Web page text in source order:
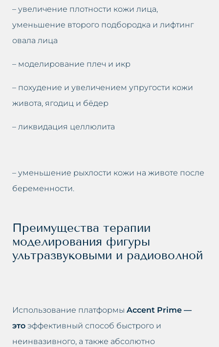
– увеличение плотности кожи лица,
уменьшение второго подбородка и лифтинг
овала лица
– моделирование плеч и икр
– похудение и увеличением упругости кожи
живота, ягодиц и бёдер
– ликвидация целлюлита
– уменьшение рыхлости кожи на животе после
беременности.
Преимущества терапии
моделирования фигуры
ультразвуковыми и радиоволной
Использование платформы Accent Prime —
это эффективный способ быстрого и
неинвазивного, а также абсолютно